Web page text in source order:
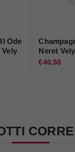
Ode
Vely
Neret Vely
€40,50